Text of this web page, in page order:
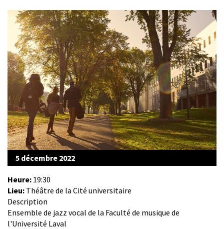
5 décembre 2022
Heure: 19:30
Lieu: Théâtre de la Cité universitaire
Description
Ensemble de jazz vocal de la Faculté de musique de
l'Université Laval